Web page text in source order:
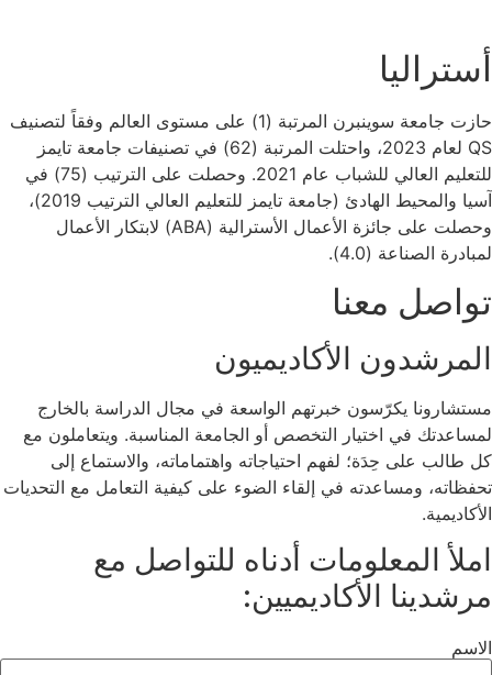
أستراليا
حازت جامعة سوينبرن المرتبة (1) على مستوى العالم وفقاً لتصنيف
QS لعام 2023، واحتلت المرتبة (62) في تصنيفات جامعة تايمز
للتعليم العالي للشباب عام 2021. وحصلت على الترتيب (75) في
آسيا والمحيط الهادئ (جامعة تايمز للتعليم العالي الترتيب 2019)،
وحصلت على جائزة الأعمال الأسترالية (ABA) لابتكار الأعمال
لمبادرة الصناعة (4.0).
تواصل معنا
المرشدون الأكاديميون
مستشارونا يكرّسون خبرتهم الواسعة في مجال الدراسة بالخارج
لمساعدتك في اختيار التخصص أو الجامعة المناسبة. ويتعاملون مع
كل طالب على حِدَة؛ لفهم احتياجاته واهتماماته، والاستماع إلى
تحفظاته، ومساعدته في إلقاء الضوء على كيفية التعامل مع التحديات
الأكاديمية.
املأ المعلومات أدناه للتواصل مع
مرشدينا الأكاديميين:
الاسم